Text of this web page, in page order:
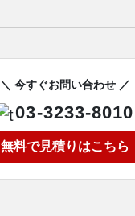
＼ 今すぐお問い合わせ ／
03-3233-8010
無料で見積りはこちら